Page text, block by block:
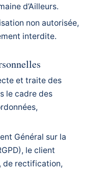
d’Ailleurs.
non autorisée,
interdite.
et traite des
le cadre des
Général sur la
le client
de rectification,